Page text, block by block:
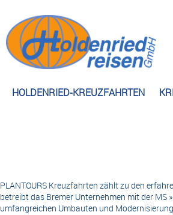
HOLDENRIED-KREUZFAHRTEN
PLANTOURS Kreuzfahrten zählt zu den
betreibt das Bremer Unternehmen mit der
umfangreichen Umbauten und